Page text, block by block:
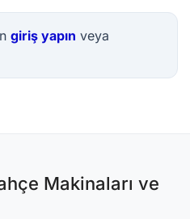
giriş yapın veya
Makinaları ve